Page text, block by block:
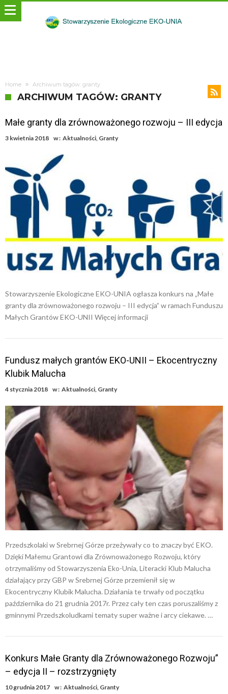
Home Archiwum tagów: granty
ARCHIWUM TAGÓW: GRANTY
Małe granty dla zrównoważonego rozwoju – III edycja
3 kwietnia 2018 w : Aktualności, Granty
Stowarzyszenie Ekologiczne EKO-UNIA ogłasza konkurs na „Małe
granty dla zrównoważonego rozwoju – III edycja” w ramach Funduszu
Małych Grantów EKO-UNII Więcej informacji
Fundusz małych grantów EKO-UNII – Ekocentryczny
Klubik Malucha
4 stycznia 2018 w : Aktualności, Granty
Przedszkolaki w Srebrnej Górze przeżywały co to znaczy być EKO.
Dzięki Małemu Grantowi dla Zrównoważonego Rozwoju, który
otrzymaliśmy od Stowarzyszenia Eko-Unia, Literacki Klub Malucha
działający przy GBP w Srebrnej Górze przemienił się w
Ekocentryczny Klubik Malucha. Działania te trwały od początku
października do 21 grudnia 2017r. Przez cały ten czas poruszaliśmy z
gminnymi Przedszkoludkami tematy super ważne i arcy ciekawe. …
Konkurs Małe Granty dla Zrównoważonego Rozwoju”
– edycja II – rozstrzygnięty
10 grudnia 2017 w : Aktualności, Granty